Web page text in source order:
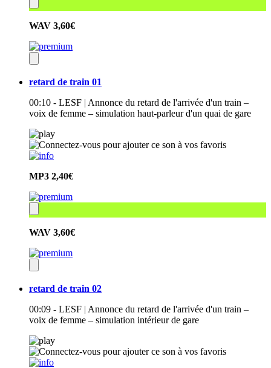
WAV 3,60€
retard de train 01
00:10 - LESF | Annonce du retard de l'arrivée d'un train –
voix de femme – simulation haut-parleur d'un quai de gare
MP3 2,40€
WAV 3,60€
retard de train 02
00:09 - LESF | Annonce du retard de l'arrivée d'un train –
voix de femme – simulation intérieur de gare